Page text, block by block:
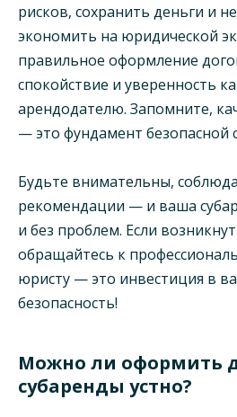
рисков, сохранить деньги и
экономить на юридической
правильное оформление
спокойствие и уверенность
арендодателю. Запомните,
— это фундамент безопасной
Будьте внимательны,
рекомендации — и ваша
и без проблем. Если
обращайтесь к
юристу — это инвестиция в
безопасность!
Можно ли оформить
субаренды устно?